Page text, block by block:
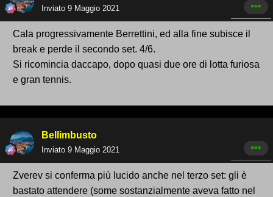
Inviato 9 Maggio 2021
Cala progressivamente Berrettini, ed alla fine subisce il
break e perde il secondo set. 4/6.
Si ricomincia daccapo, dopo quasi due ore di lotta furiosa
e gran tennis.
Bellimbusto
Inviato 9 Maggio 2021
Zverev si conferma più lucido anche nel terzo set: gli è
bastato attendere (some sostanzialmente aveva fatto nel